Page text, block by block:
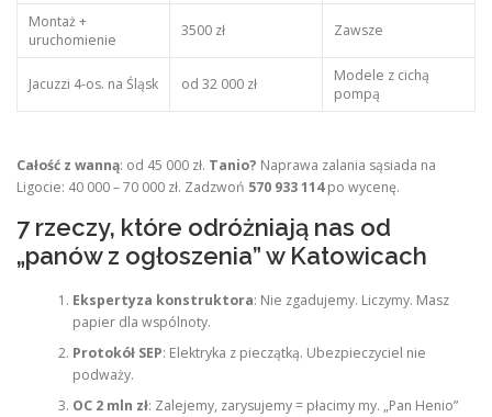
Montaż +
uruchomienie
3500 zł Zawsze
Jacuzzi 4-os. na Śląsk od 32 000 zł
Modele z cichą
pompą
Całość z wanną: od 45 000 zł. Tanio? Naprawa zalania sąsiada na
Ligocie: 40 000 – 70 000 zł. Zadzwoń 570 933 114po wycenę.
7 rzeczy, które odróżniają nas od
„panów z ogłoszenia” w Katowicach
Ekspertyza konstruktora: Nie zgadujemy. Liczymy. Masz
papier dla wspólnoty.
Protokół SEP: Elektryka z pieczątką. Ubezpieczyciel nie
podważy.
OC 2 mln zł: Zalejemy, zarysujemy = płacimy my. „Pan Henio”